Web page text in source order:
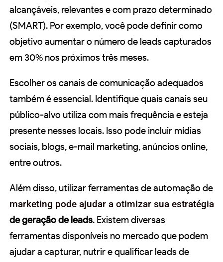
alcançáveis, relevantes e com prazo determinado
(SMART). Por exemplo, você pode definir como
objetivo aumentar o número de leads capturados
em 30% nos próximos três meses.
Escolher os canais de comunicação adequados
também é essencial. Identifique quais canais seu
público-alvo utiliza com mais frequência e esteja
presente nesses locais. Isso pode incluir mídias
sociais, blogs, e-mail marketing, anúncios online,
entre outros.
Além disso, utilizar ferramentas de automação de
marketing pode ajudar a otimizar sua estratégia
de geração de leads. Existem diversas
ferramentas disponíveis no mercado que podem
ajudar a capturar, nutrir e qualificar leads de